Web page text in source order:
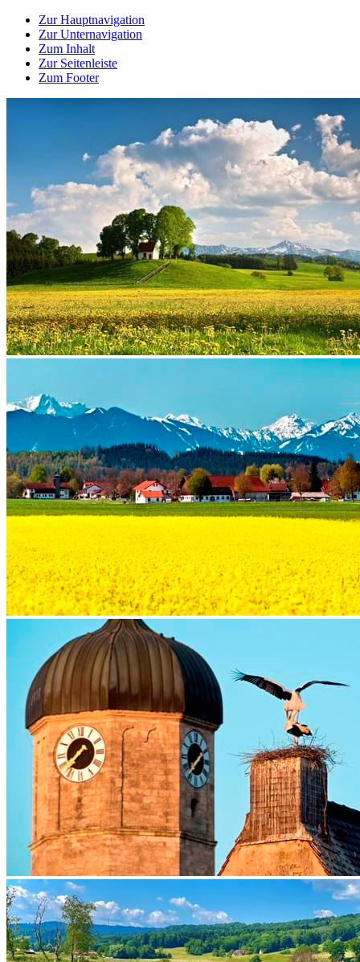
Zur Hauptnavigation
Zur Unternavigation
Zum Inhalt
Zur Seitenleiste
Zum Footer